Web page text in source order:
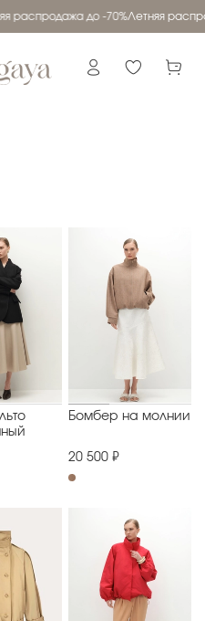
распродажа до -70%Летняя
Бомбер на молнии
20 500 ₽